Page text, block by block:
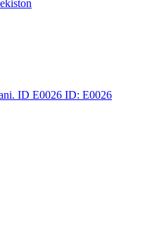
ID E0026 ID: E0026